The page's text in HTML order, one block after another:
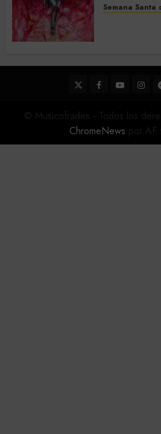
Semana Santa
22 DE
TwitterFacebook
Youtube
ChromeNews